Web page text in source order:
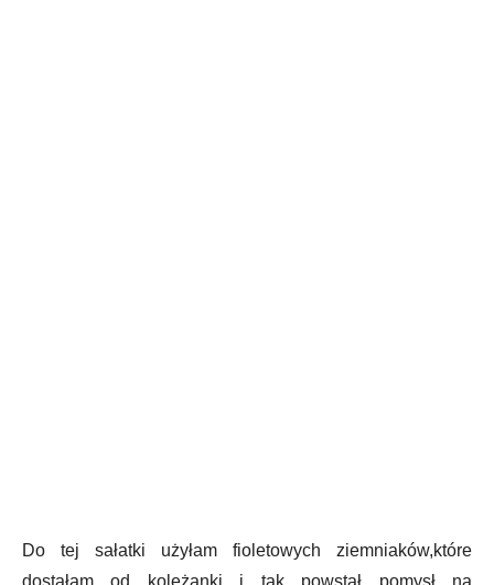
Do tej sałatki użyłam fioletowych ziemniaków,które